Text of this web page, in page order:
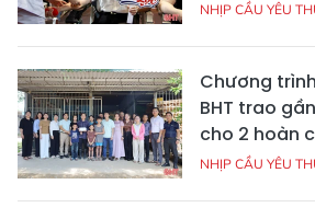
NHỊP CẦU YÊU
Chương
BHT trao
cho 2 hoàn
NHỊP CẦU YÊU